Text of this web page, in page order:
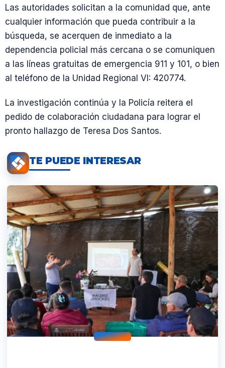
Las autoridades solicitan a la comunidad que, ante
cualquier información que pueda contribuir a la
búsqueda, se acerquen de inmediato a la
dependencia policial más cercana o se comuniquen
a las líneas gratuitas de emergencia 911 y 101, o bien
al teléfono de la Unidad Regional VI: 420774.
La investigación continúa y la Policía reitera el
pedido de colaboración ciudadana para lograr el
pronto hallazgo de Teresa Dos Santos.
TE PUEDE INTERESAR